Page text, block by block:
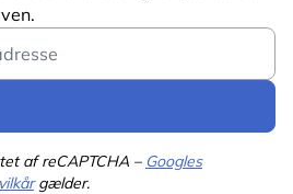
af reCAPTCHA – Googles
gælder.